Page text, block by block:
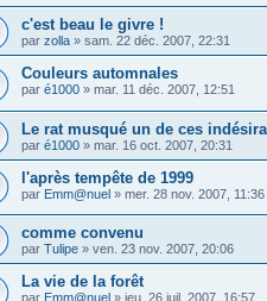
c'est beau le givre !
par zolla » sam. 22 déc. 2007, 22:31
Couleurs automnales
par é1000 » mar. 11 déc. 2007, 12:51
Le rat musqué un de ces
par é1000 » mar. 16 oct. 2007, 20:31
l'après tempête de 1999
par Emm@nuel » mer. 28 nov. 2007, 11:36
comme convenu
par Tulipe » ven. 23 nov. 2007, 20:06
La vie de la forêt
par Emm@nuel » jeu. 26 juil. 2007, 16:57